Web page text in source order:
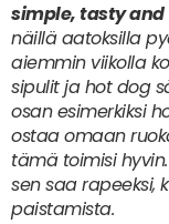
simple, tasty and
näillä aatoksilla
aiemmin viikolla
sipulit ja hot dog
osan esimerkiksi
ostaa omaan
tämä toimisi
sen saa rapeeksi,
paistamista.